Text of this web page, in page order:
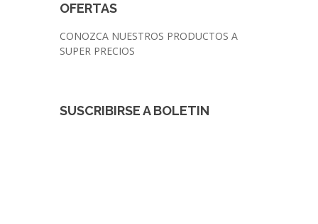
OFERTAS
CONOZCA NUESTROS PRODUCTOS A
SUPER PRECIOS
SUSCRIBIRSE A BOLETIN